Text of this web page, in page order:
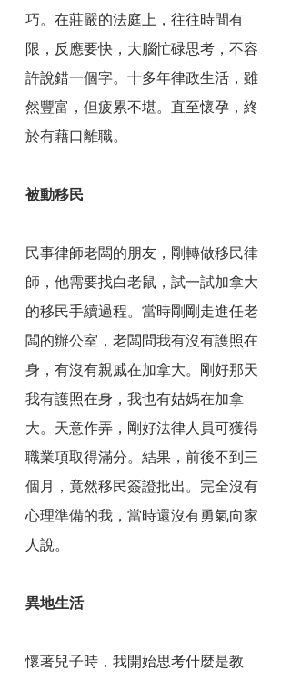
巧。在莊嚴的法庭上，往往時間有
限，反應要快，大腦忙碌思考，不容
許說錯一個字。十多年律政生活，雖
然豐富，但疲累不堪。直至懷孕，終
於有藉口離職。
被動移民
民事律師老闆的朋友，剛轉做移民律
師，他需要找白老鼠，試一試加拿大
的移民手續過程。當時剛剛走進任老
闆的辦公室，老闆問我有沒有護照在
身，有沒有親戚在加拿大。剛好那天
我有護照在身，我也有姑媽在加拿
大。天意作弄，剛好法律人員可獲得
職業項取得滿分。結果，前後不到三
個月，竟然移民簽證批出。完全沒有
心理準備的我，當時還沒有勇氣向家
人說。
異地生活
懷著兒子時，我開始思考什麼是教